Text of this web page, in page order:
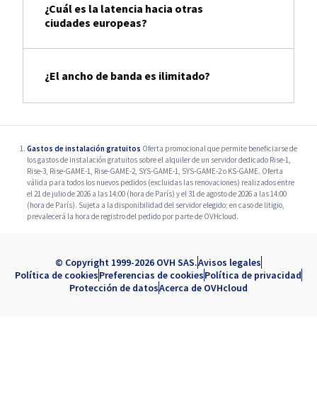
¿Cuál es la latencia hacia otras
ciudades europeas?
¿El ancho de banda es ilimitado?
Gastos de instalación gratuitos Oferta promocional que permite beneficiarse de
los gastos de instalación gratuitos sobre el alquiler de un servidor dedicado Rise-1,
Rise-3, Rise-GAME-1, Rise-GAME-2, SYS-GAME-1, SYS-GAME-2 o KS-GAME. Oferta
válida para todos los nuevos pedidos (excluidas las renovaciones) realizados entre
el 21 de julio de 2026 a las 14:00 (hora de París) y el 31 de agosto de 2026 a las 14:00
(hora de París). Sujeta a la disponibilidad del servidor elegido; en caso de litigio,
prevalecerá la hora de registro del pedido por parte de OVHcloud.
© Copyright 1999-2026 OVH SAS.Avisos legales
Política de cookiesPreferencias de cookiesPolítica de privacidad
Protección de datosAcerca de OVHcloud